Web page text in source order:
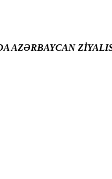
AZƏRBAYCAN